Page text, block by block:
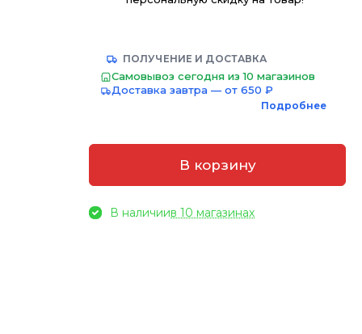
ПОЛУЧЕНИЕ И ДОСТАВКА
Самовывоз сегодня из 10 магазинов
Доставка завтра — от 650 ₽
Подробнее
В корзину
В наличиив 10 магазинах